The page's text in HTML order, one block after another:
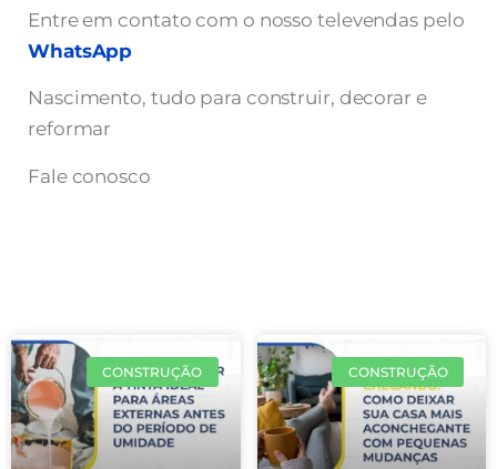
Entre em contato com o nosso televendas pelo
WhatsApp
Nascimento, tudo para construir, decorar e
reformar
Fale conosco
CONSTRUÇÃO CONSTRUÇÃO